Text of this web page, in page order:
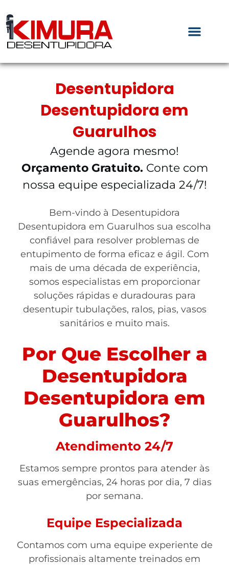
Desentupidora
Desentupidora em
Guarulhos
Agende agora mesmo!
Orçamento Gratuito. Conte com
nossa equipe especializada 24/7!
Bem-vindo à Desentupidora
Desentupidora em Guarulhos sua escolha
confiável para resolver problemas de
entupimento de forma eficaz e ágil. Com
mais de uma década de experiência,
somos especialistas em proporcionar
soluções rápidas e duradouras para
desentupir tubulações, ralos, pias, vasos
sanitários e muito mais.
Por Que Escolher a
Desentupidora
Desentupidora em
Guarulhos?
Atendimento 24/7
Estamos sempre prontos para atender às
suas emergências, 24 horas por dia, 7 dias
por semana.
Equipe Especializada
Contamos com uma equipe experiente de
profissionais altamente treinados em